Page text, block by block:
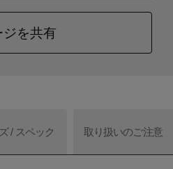
ジを共有
/ スペック 取り扱いのご注意